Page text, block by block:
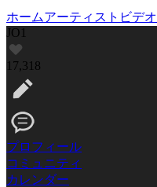
ホームアーティスト ビデオ
JO1
17,318
プロフィール
コミュニティ
カレンダー